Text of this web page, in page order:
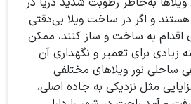
و اگر در ساخت ویلا بی‌دقتی
اقدام به ساخت و ساز کنند، ممکن
برای تعمیر و نگهداری آن
ساحلی نور ویلاهای مختلفی
مثل نزدیکی به جاده اصلی،